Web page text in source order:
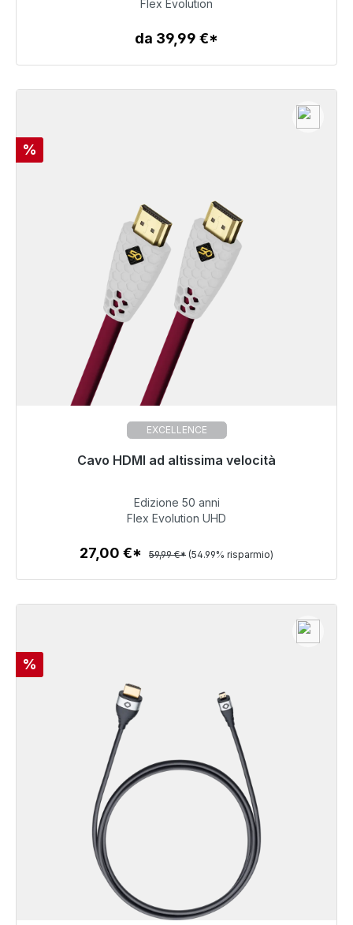
Dettagli
Flex Evolution
da 39,99 €*
Sconto
%
EXCELLENCE
Cavo HDMI ad altissima velocità
Non più disponibile
27,00 €
Dettagli
Edizione 50 anni
Flex Evolution UHD
27,00 €* 59,99 €* (54.99% risparmio)
Sconto
%